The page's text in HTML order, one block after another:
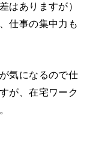
はありますが）
仕事の集中力も
気になるので仕
が、在宅ワーク